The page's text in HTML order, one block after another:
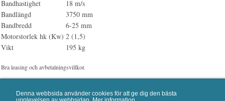
Denna webbsida använder cookies för att ge dig den bästa
Bandhastighet
18 m/s
Bandlängd
3750 mm
Bandbredd
6-25 mm
Motorstorlek hk (Kw) 2 (1,5)
Vikt
195 kg
Bra leasing och avbetalningsvillkor.